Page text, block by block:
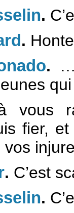
.
.
.
vous
fier,
vos
. C’est
.